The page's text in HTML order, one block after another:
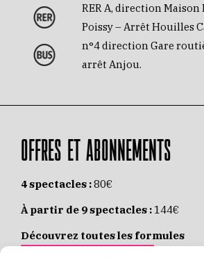
RER A, direction Maison
Poissy – Arrêt Houilles
n°4 direction Gare
arrêt Anjou.
OFFRES ET ABONNEMENTS
4 spectacles :80€
À partir de 9 spectacles : 144€
Découvrez toutes les formules